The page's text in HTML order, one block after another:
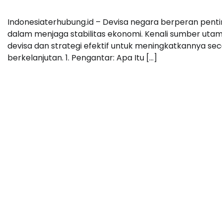
Indonesiaterhubung.id – Devisa negara berperan
dalam menjaga stabilitas ekonomi. Kenali sumber
devisa dan strategi efektif untuk meningkatkannya
berkelanjutan. 1. Pengantar: Apa Itu […]